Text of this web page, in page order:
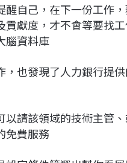
醒自己，在下一份工作
貢獻度，才不會等要找
腦資料庫
，也發現了人力銀行提
以請該領域的技術主管
免費服務